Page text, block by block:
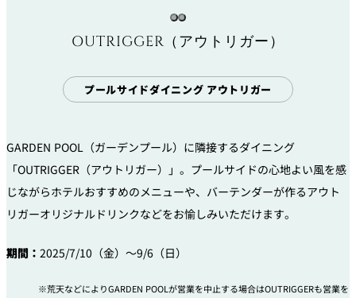
OUTRIGGER（アウトリガー）
プールサイドダイニング アウトリガー
GARDEN POOL（ガーデンプール）に隣接するダイニング
「OUTRIGGER（アウトリガー）」。プールサイドの心地よい風を感
じながらホテルおすすめのメニューや、バーテンダーが作るアウト
リガーオリジナルドリンクなどをお愉しみいただけます。
期間： 2025/7/10（金）～9/6（日）
荒天などによりGARDEN POOLが営業を中止する場合はOUTRIGGERも営業を